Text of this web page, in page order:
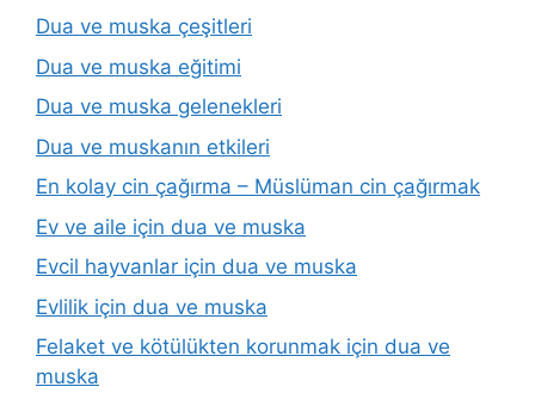
Dua ve muska çeşitleri
Dua ve muska eğitimi
Dua ve muska gelenekleri
Dua ve muskanın etkileri
En kolay cin çağırma – Müslüman cin çağırmak
Ev ve aile için dua ve muska
Evcil hayvanlar için dua ve muska
Evlilik için dua ve muska
Felaket ve kötülükten korunmak için dua ve
muska